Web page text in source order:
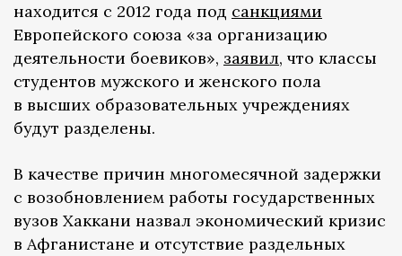
находится с 2012 года под санкциями
Европейского союза «за организацию
деятельности боевиков», заявил, что классы
студентов мужского и женского пола
в высших образовательных учреждениях
будут разделены.
В качестве причин многомесячной задержки
с возобновлением работы государственных
вузов Хаккани назвал экономический кризис
в Афганистане и отсутствие раздельных